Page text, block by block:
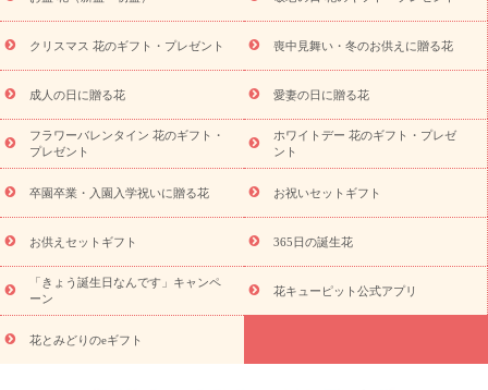
盆・初盆）
その他 お祝い返し お見舞い
お取り寄せギフト
ビジネス用
ご自宅用 観葉植物 ミディ胡蝶蘭
プリザーブ
ドフラワー
スタイルから探す アレンジメント 花束
スタ
ンド花
お祝い お供え・お悔やみ 胡蝶蘭 胡蝶蘭・花鉢
ディ胡蝶蘭・お祝い
ミディ胡蝶蘭・お供え
世界初の青色胡蝶蘭
観葉植物
観葉植物 産直多肉植物
プリザーブドフラワー
お祝い
お供え・お悔やみ 花とセットギフト
セミオーダー
プチギフト（hanamore -ハナモア-）
花とみどりのeギフト
キューピットのeGfit
カラー ピンク イエローオレンジ
レッ
ド
お花の種類 トルコキキョウ
お祝い お祝い・3000円～ お祝い・4000円～
お祝い・
5000円～
お祝い・7000円～ お祝い・ 10000円～
お供え・お
悔やみ
円～
お供え・お悔やみ・
読み物
クリスマス 花のギフト・プレゼント 喪中見舞い・冬のお供えに贈る花
成人の日に贈る花 愛妻の日に贈る花
フラワーバレンタイン 花のギフト・
プレゼント
ホワイトデー 花のギフト・プレゼ
ント
卒園卒業・入園入学祝いに贈る花 お祝いセットギフト
お供えセットギフト 365日の誕生花
「きょう誕生日なんです」キャンペ
ーン
花キューピット公式アプリ
花とみどりのeギフト